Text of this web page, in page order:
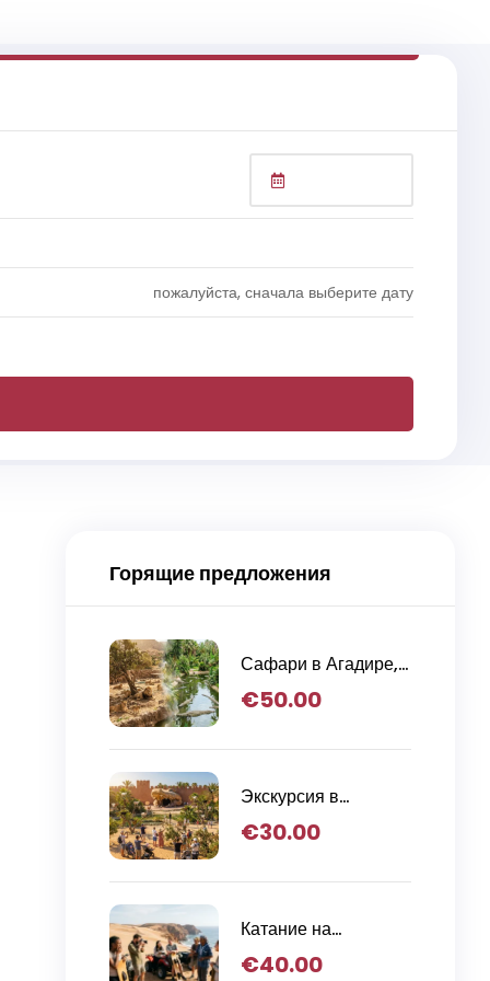
пожалуйста, сначала выберите дату
Горящие предложения
Сафари в Агадире,
Крокопарк и
Львином парке
€50.00
Экскурсия в
крокопарк и козы на
Агадира.
€30.00
Катание на
сэндборде на закате
€40.00